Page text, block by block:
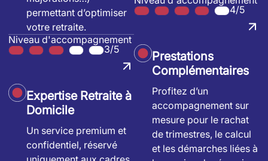
permettant d’optimiser
votre retraite.
Niveau d'accompagnement
3/5
Expertise Retraite à
Domicile
Un service premium et
confidentiel, réservé
4/5
Prestations
Complémentaires
Profitez d’un
accompagnement sur
mesure pour le rachat
de trimestres, le calcul
et les démarches liées à